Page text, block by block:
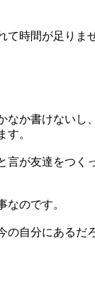
て時間が足りま
なか書けないし
す。
言が友達をつく
なのです。
の自分にあるだ